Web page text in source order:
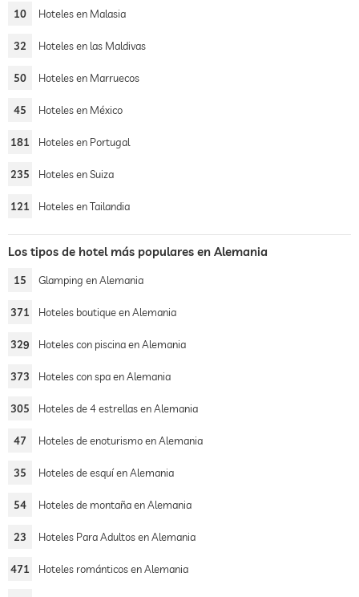
10 Hoteles en Malasia
32 Hoteles en las Maldivas
50 Hoteles en Marruecos
45 Hoteles en México
181 Hoteles en Portugal
235 Hoteles en Suiza
121 Hoteles en Tailandia
Los tipos de hotel más populares en Alemania
15 Glamping en Alemania
371 Hoteles boutique en Alemania
329 Hoteles con piscina en Alemania
373 Hoteles con spa en Alemania
305 Hoteles de 4 estrellas en Alemania
47 Hoteles de enoturismo en Alemania
35 Hoteles de esquí en Alemania
54 Hoteles de montaña en Alemania
23 Hoteles Para Adultos en Alemania
471 Hoteles románticos en Alemania